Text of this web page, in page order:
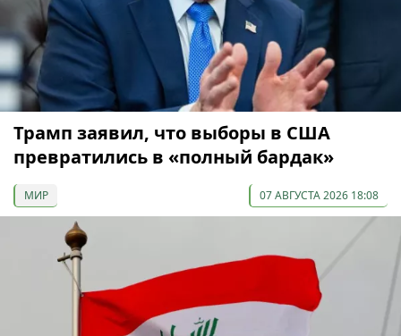
Трамп заявил, что выборы в США
превратились в «полный бардак»
МИР 07 АВГУСТА 2026 18:08